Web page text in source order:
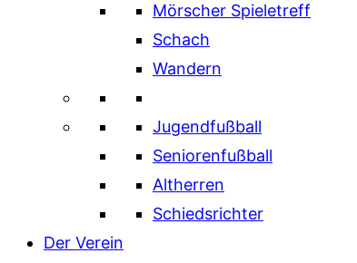
Mörscher Spieletreff
Schach
Wandern
Jugendfußball
Seniorenfußball
Altherren
Schiedsrichter
Der Verein